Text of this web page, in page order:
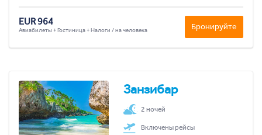
EUR 964
Авиабилеты + Гостиница + Налоги / на человека Бронируйте
Занзибар
2 ночей
Включены рейсы